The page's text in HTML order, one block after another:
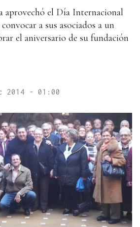
aprovechó el Día Internacional
a sus asociados a un
el aniversario de su fundación
2014 - 01:00